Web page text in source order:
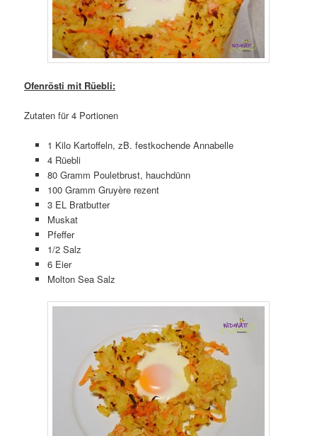
Ofenrösti mit Rüebli:
Zutaten für 4 Portionen
1 Kilo Kartoffeln, zB. festkochende Annabelle
4 Rüebli
80 Gramm Pouletbrust, hauchdünn
100 Gramm Gruyère rezent
3 EL Bratbutter
Muskat
Pfeffer
1/2 Salz
6 Eier
Molton Sea Salz